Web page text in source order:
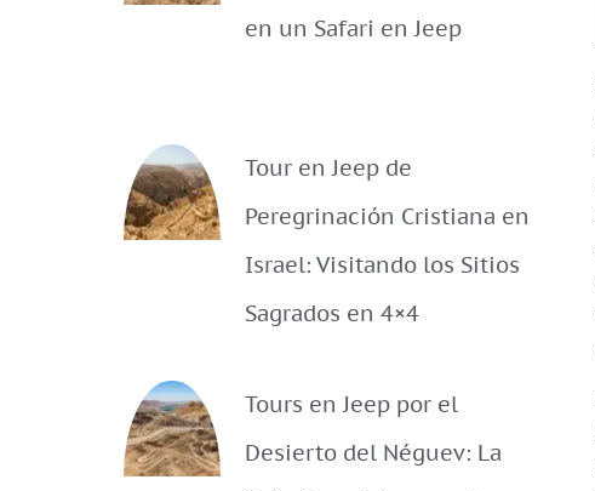
en un Safari en Jeep
Tour en Jeep de
Peregrinación Cristiana en
Israel: Visitando los Sitios
Sagrados en 4×4
Tours en Jeep por el
Desierto del Néguev: La